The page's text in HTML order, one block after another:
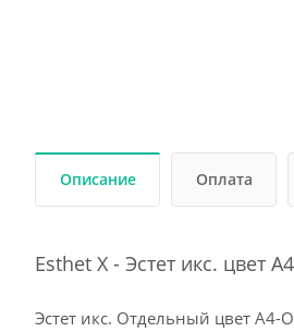
Описание Оплата
Esthet X - Эстет икс. цвет
Эстет икс. Отдельный цвет А4-